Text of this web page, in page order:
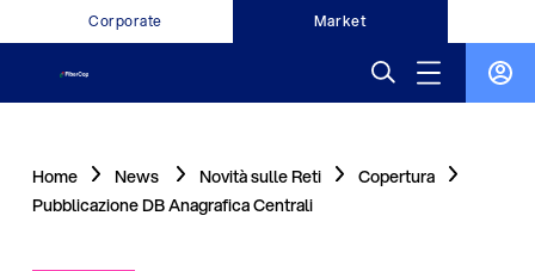
Corporate Market
Home News Novità sulle Reti
Copertura
Pubblicazione DB Anagrafica Centrali